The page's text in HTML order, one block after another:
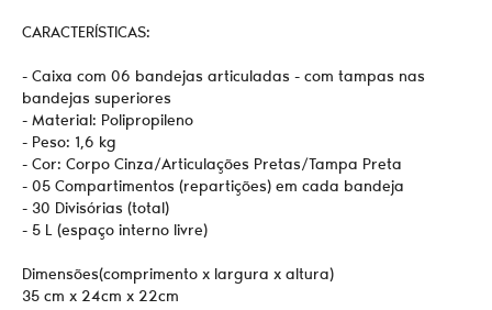
CARACTERÍSTICAS:
- Caixa com 06 bandejas articuladas - com tampas nas
bandejas superiores
- Material: Polipropileno
- Peso: 1,6 kg
- Cor: Corpo Cinza/Articulações Pretas/Tampa Preta
- 05 Compartimentos (repartições) em cada bandeja
- 30 Divisórias (total)
- 5 L (espaço interno livre)
Dimensões(comprimento x largura x altura)
35 cm x 24cm x 22cm